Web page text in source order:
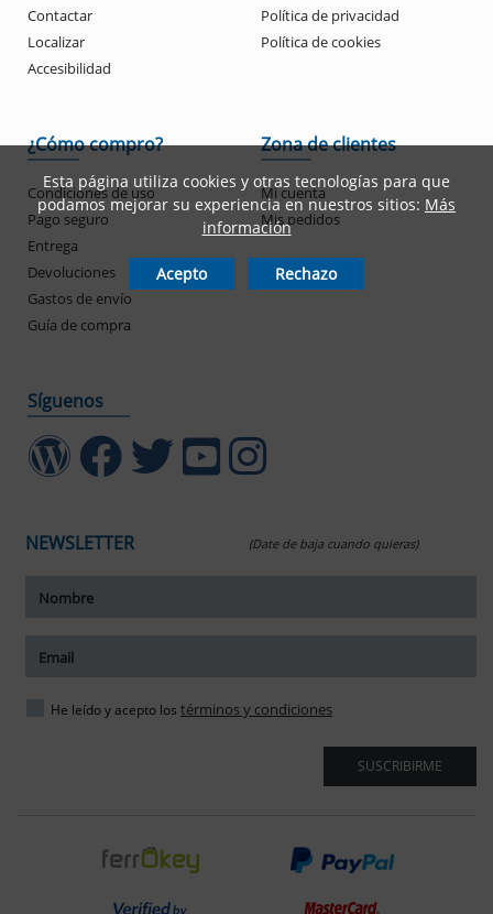
Contactar
Localizar
Accesibilidad
Política de privacidad
Política de cookies
¿Cómo compro?
Condiciones de uso
Pago seguro
Entrega
Devoluciones
Gastos de envío
Guía de compra
Zona de clientes
Mi cuenta
Mis pedidos
Síguenos
NEWSLETTER (Date de baja cuando quieras)
He leído y acepto los términos y condiciones
SUSCRIBIRME
Esta página utiliza cookies y otras tecnologías para que
podamos mejorar su experiencia en nuestros sitios: Más
información
Acepto Rechazo
tamaño del texto
del texto
espaciado del texto